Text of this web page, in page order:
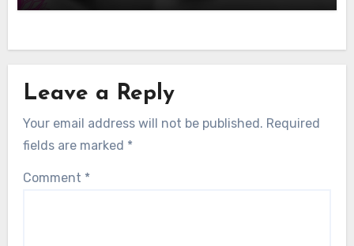
Leave a Reply
Your email address will not be published. Required
fields are marked *
Comment *